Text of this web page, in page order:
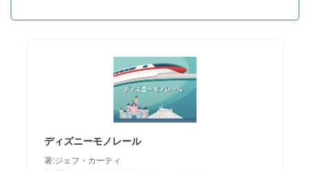
ディズニーモノレール
著:ジェフ・カーティ